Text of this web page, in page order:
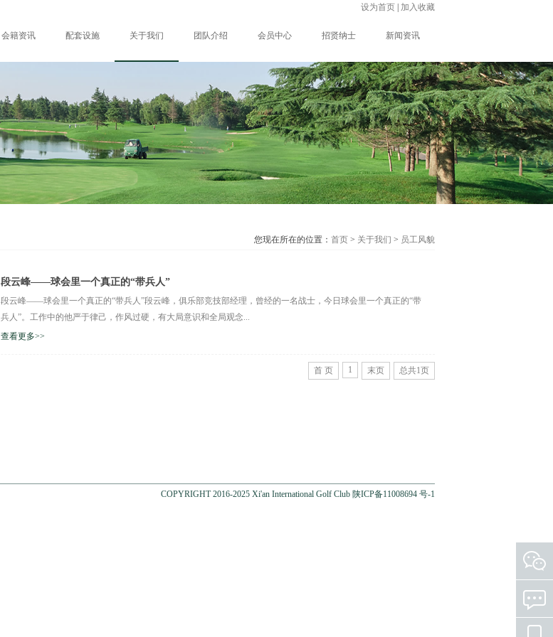
设为首页 加入收藏
会籍资讯 配套设施 关于我们 团队介绍 会员中心 招贤纳士 新闻资讯
您现在所在的位置： 首页 > 关于我们 > 员工风貌
段云峰——球会里一个真正的“带兵人”
段云峰——球会里一个真正的“带兵人”段云峰，俱乐部竞技部经理，曾经的一名战士，今日球会里一个真正的“带
兵人”。工作中的他严于律己，作风过硬，有大局意识和全局观念...
查看更多>>
首 页 1 末页 总共1页
COPYRIGHT 2016-2025 Xi'an International Golf Club 陕ICP备11008694 号-1